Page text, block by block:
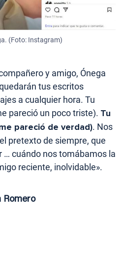
(Foto: Instagram)
y amigo, Ónega
tus escritos
a cualquier hora. Tu
pareció un poco triste). Tu
pareció de verdad). Nos
pretexto de siempre, que
… cuándo nos tomábamos la
reciente, inolvidable».
Romero